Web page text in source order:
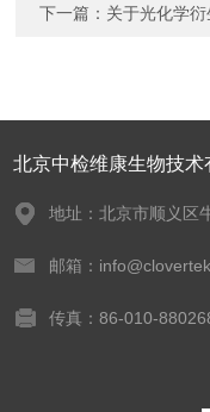
下一篇： 关于光化学
北京中检维康生物技术
地址：北京市顺义区
邮箱：
传真：86-010-